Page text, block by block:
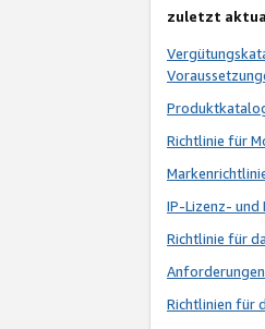
zuletzt
Richtlinie für
IP-Lizenz-
Richtlinie für
Richtlinien für